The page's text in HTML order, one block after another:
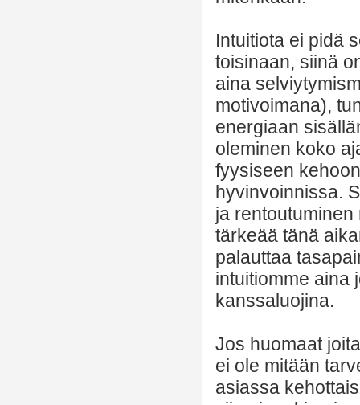
Intuitiota ei pidä
toisinaan, siinä
aina
motivoimana),
energiaan
oleminen koko
fyysiseen
hyvinvoinnissa.
ja
tärkeää tänä
palauttaa
intuitiomme aina
kanssaluojina.
Jos huomaat
ei ole mitään
asiassa